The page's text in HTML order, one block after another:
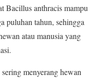
Bacillus anthracis mampu
puluhan tahun, sehingga
atau manusia yang
menyerang hewan